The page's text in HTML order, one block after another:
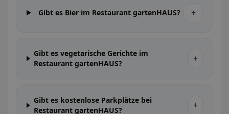
Gibt es Bier im Restaurant gartenHAUS? +
Gibt es vegetarische Gerichte im
Restaurant gartenHAUS?
+
Gibt es kostenlose Parkplätze bei
Restaurant gartenHAUS?
+